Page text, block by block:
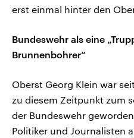
erst einmal hinter den
Bundeswehr als eine
Brunnenbohrer“
Oberst Georg Klein war
zu diesem Zeitpunkt zum
der Bundeswehr
Politiker und Journalisten